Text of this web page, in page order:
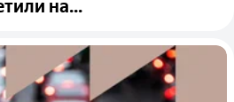
на...